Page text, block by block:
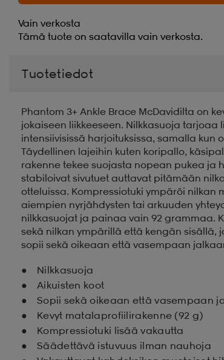
Vain verkosta
Tämä tuote on saatavilla vain verkosta.
Tuotetiedot
Phantom 3+ Ankle Brace McDavidilta on
jokaiseen liikkeeseen. Nilkkasuoja
intensiivisissä harjoituksissa, samalla kun
Täydellinen lajeihin kuten koripallo,
rakenne tekee suojasta nopean pukea ja
stabiloivat sivutuet auttavat pitämään
otteluissa. Kompressiotuki ympäröi
aiempien nyrjähdysten tai arkuuden
nilkkasuojat ja painaa vain 92 grammaa.
sekä nilkan ympärillä että kengän sisällä,
sopii sekä oikeaan että vasempaan
Nilkkasuoja
Aikuisten koot
Sopii sekä oikeaan että vasempaan
Kevyt matalaprofiilirakenne (92 g)
Kompressiotuki lisää vakautta
Säädettävä istuvuus ilman nauhoja